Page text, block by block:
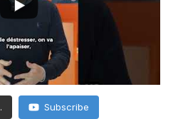
Subscribe